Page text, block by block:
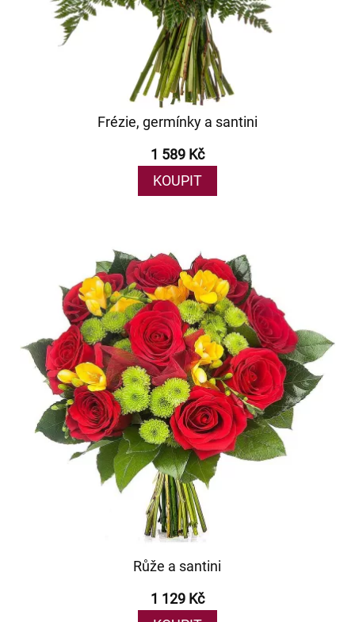
Frézie, germínky a santini
1 589 Kč
KOUPIT
Růže a santini
1 129 Kč